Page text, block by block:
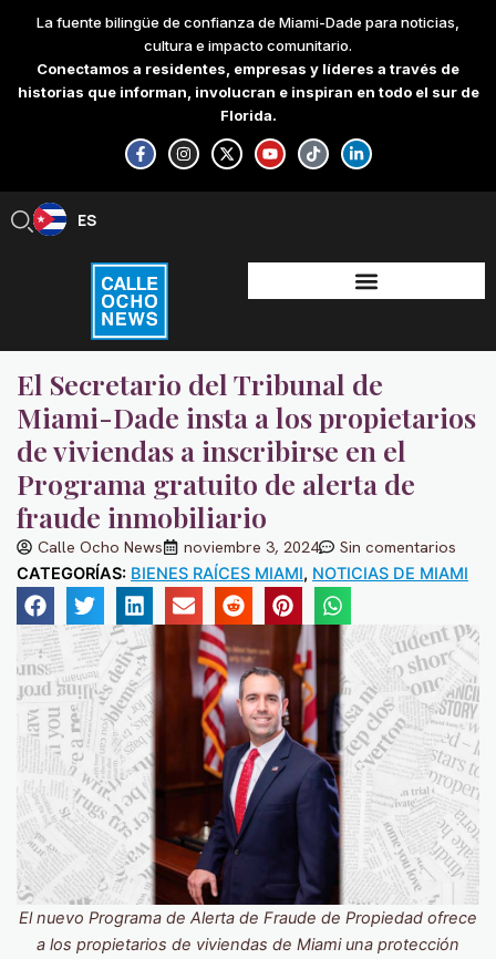
content
La fuente bilingüe de confianza de Miami-Dade para noticias,
cultura e impacto comunitario.
Conectamos a residentes, empresas y líderes a través de
historias que informan, involucran e inspiran en todo el sur de
Florida.
F
a
c
e
-
f
I
n
s
t
X
-
t
w
Y
o
u
t
T
i
k
t
L
i
n
k
-
i
n
ES
EN
El Secretario del Tribunal de
Miami-Dade insta a los propietarios
de viviendas a inscribirse en el
Programa gratuito de alerta de
fraude inmobiliario
Calle Ocho News noviembre 3, 2024 Sin comentarios
CATEGORÍAS: BIENES RAÍCES MIAMI, NOTICIAS DE MIAMI
El nuevo Programa de Alerta de Fraude de Propiedad ofrece
a los propietarios de viviendas de Miami una protección